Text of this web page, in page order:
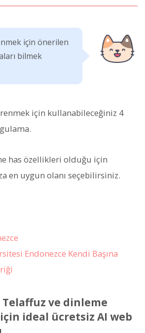
için önerilen
bilmek
için kullanabileceğiniz 4
has özellikleri olduğu için
en uygun olanı seçebilirsiniz.
Endonezce Kendi Başına
Telaffuz ve dinleme
için ideal ücretsiz AI web